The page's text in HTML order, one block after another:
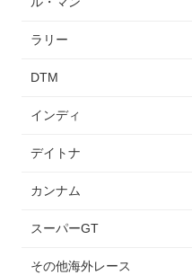
ラリー
DTM
インディ
デイトナ
カンナム
スーパーGT
その他海外レース